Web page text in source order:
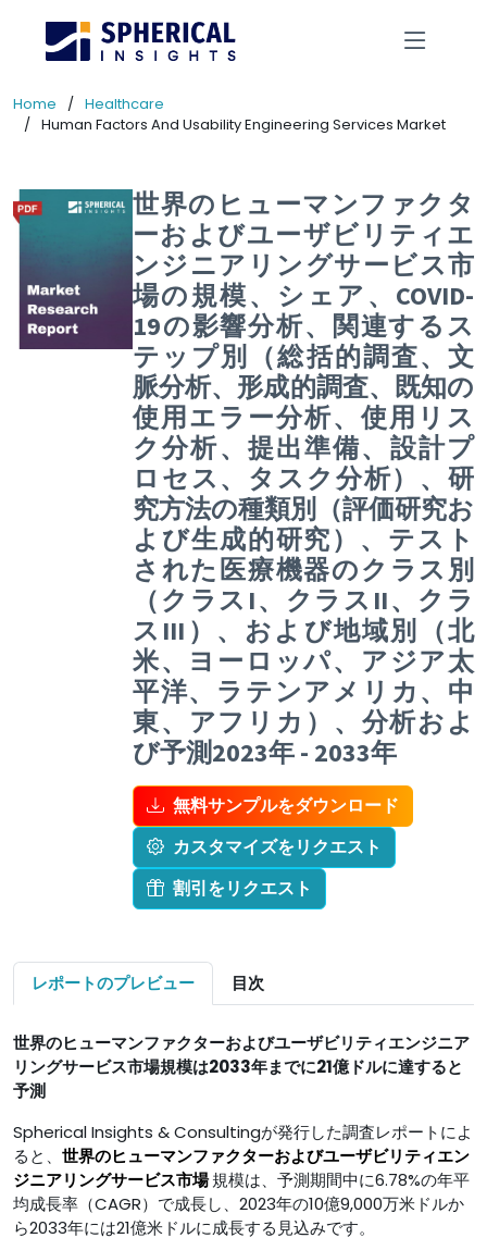
Home
Healthcare
Human Factors And Usability Engineering Services Market
世界のヒューマンファクタ
ーおよびユーザビリティエ
ンジニアリングサービス市
場の規模、シェア、COVID-
19の影響分析、関連するス
テップ別（総括的調査、文
脈分析、形成的調査、既知の
使用エラー分析、使用リス
ク分析、提出準備、設計プ
ロセス、タスク分析）、研
究方法の種類別（評価研究お
よび生成的研究）、テスト
された医療機器のクラス別
（クラスI、クラスII、クラ
スIII）、および地域別（北
米、ヨーロッパ、アジア太
平洋、ラテンアメリカ、中
東、アフリカ）、分析およ
び予測2023年 - 2033年
無料サンプルをダウンロード
カスタマイズをリクエスト
割引をリクエスト
レポートのプレビュー 目次
世界のヒューマンファクターおよびユーザビリティエンジニア
リングサービス市場規模は2033年までに21億ドルに達すると
予測
Spherical Insights & Consultingが発行した調査レポートによ
ると、 世界のヒューマンファクターおよびユーザビリティエン
ジニアリングサービス市場規模は、予測期間中に6.78%の年平
均成長率（CAGR）で成長し、2023年の10億9,000万米ドルか
ら2033年には21億米ドルに成長する見込みです。